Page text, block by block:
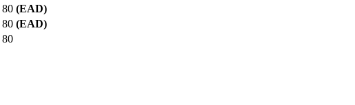
80 (EAD)
80 (EAD)
80